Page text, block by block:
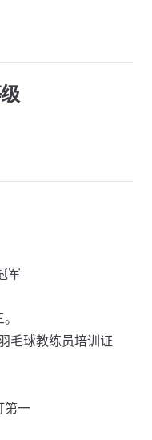
军
毛球教练员培训证
第一